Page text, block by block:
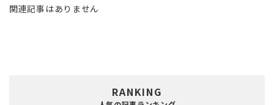
関連記事はありません
RANKING